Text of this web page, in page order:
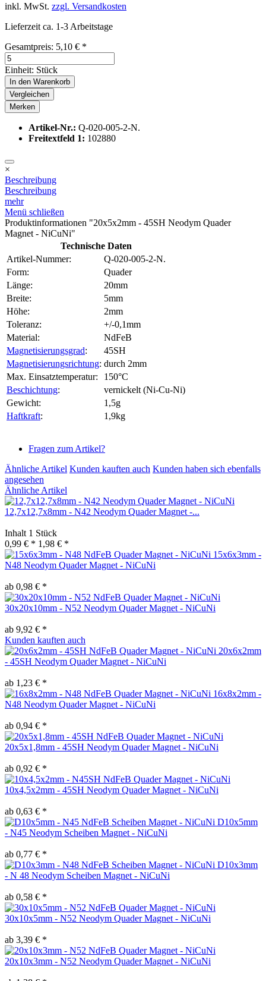
inkl. MwSt. zzgl. Versandkosten
Lieferzeit ca. 1-3 Arbeitstage
Gesamtpreis: 5,10 € *
Einheit: Stück
In den Warenkorb
Vergleichen
Merken
Artikel-Nr.: Q-020-005-2-N.
Freitextfeld 1: 102880
×
Beschreibung
Beschreibung
mehr
Menü schließen
Produktinformationen "20x5x2mm - 45SH Neodym Quader
Magnet - NiCuNi"
Technische Daten
Artikel-Nummer:
Q-020-005-2-N.
Form:
Quader
Länge:
20mm
Breite:
5mm
Höhe:
2mm
Toleranz:
+/-0,1mm
Material:
NdFeB
Magnetisierungsgrad:
45SH
Magnetisierungsrichtung: durch 2mm
Max. Einsatztemperatur:
150°C
Beschichtung:
vernickelt (Ni-Cu-Ni)
Gewicht:
1,5g
Haftkraft: 1,9kg
Fragen zum Artikel?
Ähnliche Artikel Kunden kauften auch Kunden haben sich ebenfalls
angesehen
Ähnliche Artikel
12,7x12,7x8mm - N42 Neodym Quader Magnet -...
Inhalt 1 Stück
0,99 € * 1,98 € *
15x6x3mm -
N48 Neodym Quader Magnet - NiCuNi
ab 0,98 € *
30x20x10mm - N52 Neodym Quader Magnet - NiCuNi
ab 9,92 € *
Kunden kauften auch
20x6x2mm
- 45SH Neodym Quader Magnet - NiCuNi
ab 1,23 € *
16x8x2mm -
N48 Neodym Quader Magnet - NiCuNi
ab 0,94 € *
20x5x1,8mm - 45SH Neodym Quader Magnet - NiCuNi
ab 0,92 € *
10x4,5x2mm - 45SH Neodym Quader Magnet - NiCuNi
ab 0,63 € *
D10x5mm
- N45 Neodym Scheiben Magnet - NiCuNi
ab 0,77 € *
D10x3mm
- N 48 Neodym Scheiben Magnet - NiCuNi
ab 0,58 € *
30x10x5mm - N52 Neodym Quader Magnet - NiCuNi
ab 3,39 € *
20x10x3mm - N52 Neodym Quader Magnet - NiCuNi